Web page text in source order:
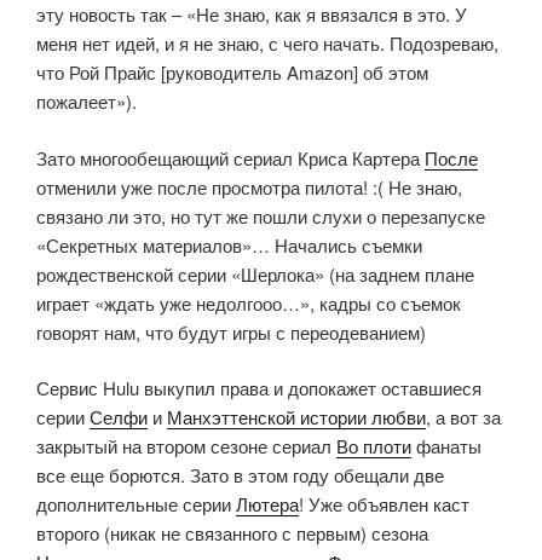
эту новость так – «Не знаю, как я ввязался в это. У
меня нет идей, и я не знаю, с чего начать. Подозреваю,
что Рой Прайс [руководитель Amazon] об этом
пожалеет»).
Зато многообещающий сериал Криса Картера После
отменили уже после просмотра пилота! :( Не знаю,
связано ли это, но тут же пошли слухи о перезапуске
«Секретных материалов»… Начались съемки
рождественской серии «Шерлока» (на заднем плане
играет «ждать уже недолгооо…», кадры со съемок
говорят нам, что будут игры с переодеванием)
Сервис Hulu выкупил права и допокажет оставшиеся
серииСелфи и Манхэттенской истории любви, а вот за
закрытый на втором сезоне сериал Во плотифанаты
все еще борются. Зато в этом году обещали две
дополнительные серииЛютера! Уже объявлен каст
второго (никак не связанного с первым) сезона